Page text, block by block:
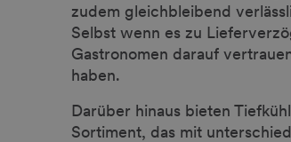
zudem gleichbleibend
Selbst wenn es zu
Gastronomen darauf
haben.
Darüber hinaus bieten
Sortiment, das mit